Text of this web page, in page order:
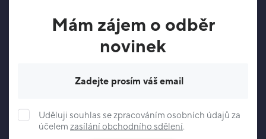
Mám zájem o odběr
novinek
Uděluji souhlas se zpracováním osobních údajů za
účelem zasílání obchodního sdělení.